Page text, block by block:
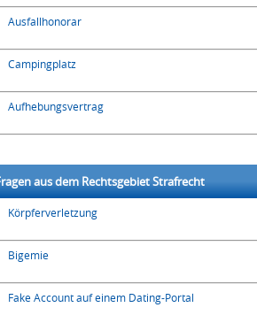
Ausfallhonorar
Campingplatz
Aufhebungsvertrag
aus dem Rechtsgebiet Strafrecht
Körpferverletzung
Bigemie
Fake Account auf einem Dating-Portal